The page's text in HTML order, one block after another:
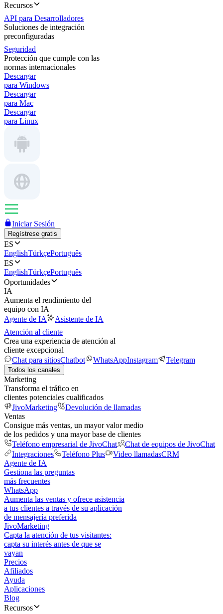
Recursos
API para Desarrolladores
Soluciones de integración
preconfiguradas
Seguridad
Protección que cumple con las
normas internacionales
Descargar
para Windows
Descargar
para Mac
Descargar
para Linux
Iniciar Sesión
Regístrese gratis
ES
EnglishTürkçePortuguês
ES
EnglishTürkçePortuguês
Oportunidades
IA
Aumenta el rendimiento del
equipo con IA
Agente de IA
Asistente de IA
Atención al cliente
Crea una experiencia de atención al
cliente excepcional
Chat para sitiosChatbot WhatsAppInstagram Telegram
Todos los canales
Marketing
Transforma el tráfico en
clientes potenciales cualificados
JivoMarketing
Devolución de llamadas
Ventas
Consigue más ventas, un mayor valor medio
de los pedidos y una mayor base de clientes
Teléfono empresarial de JivoChat
Chat de equipos de JivoChat
Integraciones
Teléfono Plus Video llamadasCRM
Agente de IA
Gestiona las preguntas
más frecuentes
WhatsApp
Aumenta las ventas y ofrece asistencia
a tus clientes a través de su aplicación
de mensajería preferida
JivoMarketing
Capta la atención de tus visitantes:
capta su interés antes de que se
vayan
Precios
Afiliados
Ayuda
Aplicaciones
Blog
Recursos